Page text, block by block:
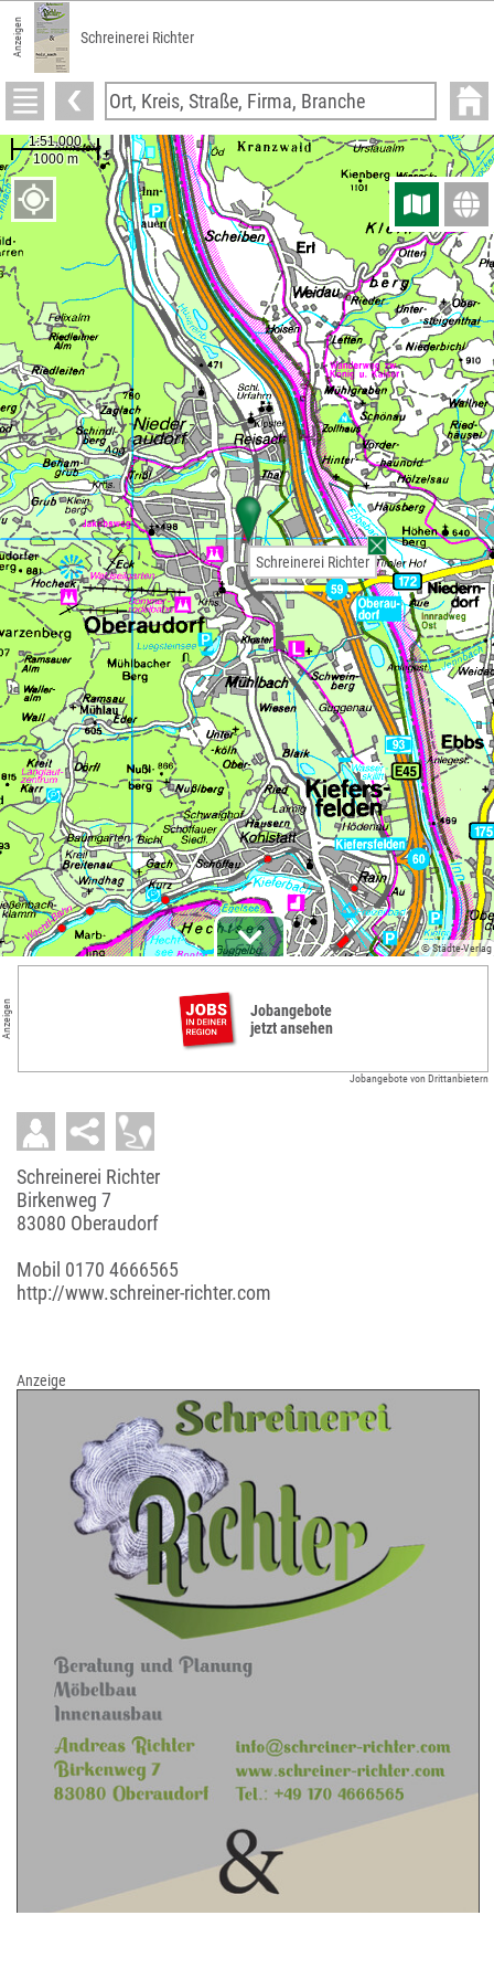
Anzeigen Schreinerei Richter
© Städte-Verlag
Schreinerei Richter
Anzeigen
Jobangebote
jetzt ansehen
Jobangebote von Drittanbietern
Schreinerei Richter
Birkenweg 7
83080 Oberaudorf
Mobil 0170 4666565
http://www.schreiner-richter.com
Anzeige